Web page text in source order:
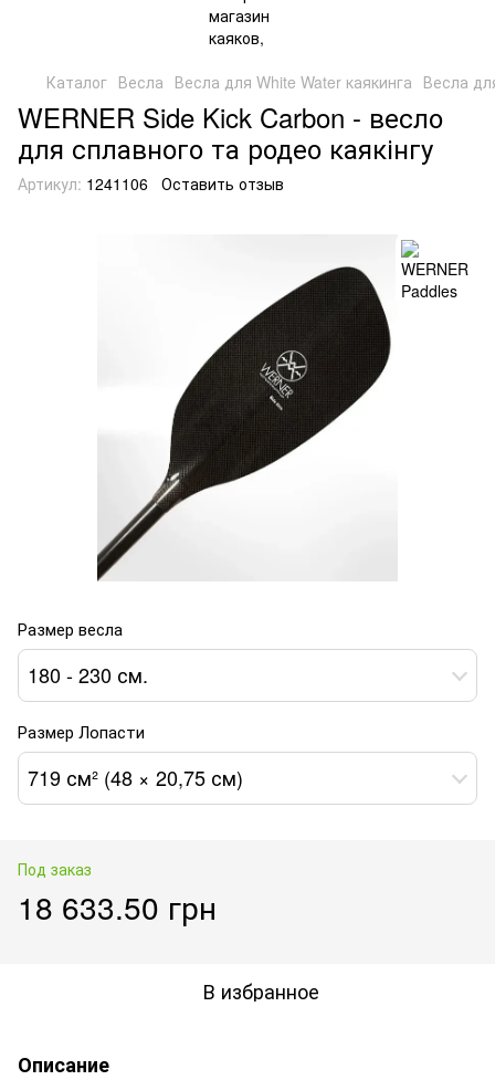
Каталог Весла Весла для White Water каякинга Весла
WERNER Side Kick Carbon - весло
для сплавного та родео каякінгу
Артикул: 1241106 Оставить отзыв
Размер весла
180 - 230 см.
Размер Лопасти
719 см² (48 × 20,75 см)
Под заказ
18 633.50 грн
В избранное
Описание